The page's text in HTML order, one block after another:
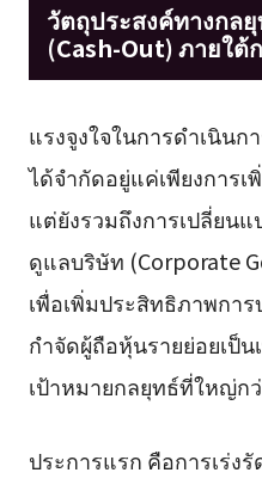
วัตถุประสงค์ทางกล
(Cash-Out) ภายใ
แรงจูงใจในการดำเนินก
ได้จำกัดอยู่แค่เพียงการ
แต่ยังรวมถึงการเปลี่ยน
ดูแลบริษัท (Corporate
เพื่อเพิ่มประสิทธิภาพกา
กำจัดผู้ถือหุ้นรายย่อยเป็
เป้าหมายกลยุทธ์ที่ใหญ่ก
ประการแรก คือการเร่ง